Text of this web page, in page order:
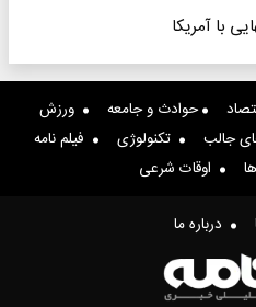
با آمریکا
حوادث و جامعه
ورزش
جالب تکنولوژی
فیلم نامه
اوقات شرعی
درباره ما